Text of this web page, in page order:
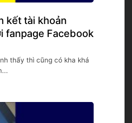
kết tài khoản
fanpage Facebook
thấy thì cũng có kha khá